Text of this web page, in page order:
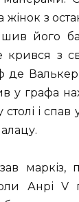
жінок з
його
крився з
де
у графа
і спав
маркіз,
Анрі V